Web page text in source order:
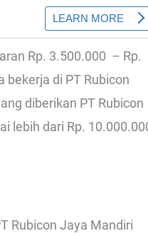
Rp. 3.500.000 – Rp.
bekerja di PT Rubicon
diberikan PT Rubicon
lebih dari Rp.
Rubicon Jaya Mandiri